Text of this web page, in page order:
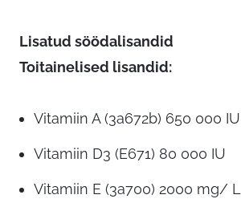
Lisatud söödalisandid
Toitainelised lisandid:
Vitamiin A (3a672b) 650 000 IU
Vitamiin D3 (E671) 80 000 IU
Vitamiin E (3a700) 2000 mg/ L